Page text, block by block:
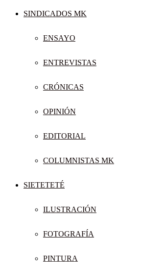
SINDICADOS MK
ENSAYO
ENTREVISTAS
CRÓNICAS
OPINIÓN
EDITORIAL
COLUMNISTAS MK
SIETETETÉ
ILUSTRACIÓN
FOTOGRAFÍA
PINTURA